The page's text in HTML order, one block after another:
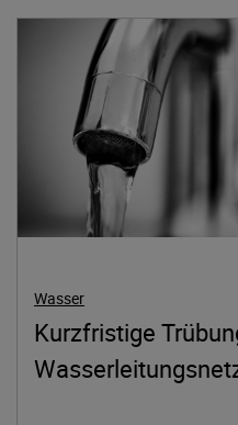
Wasser
Kurzfristige